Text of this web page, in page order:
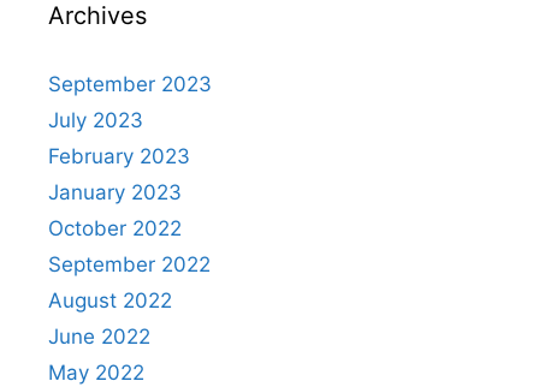
Archives
September 2023
July 2023
February 2023
January 2023
October 2022
September 2022
August 2022
June 2022
May 2022